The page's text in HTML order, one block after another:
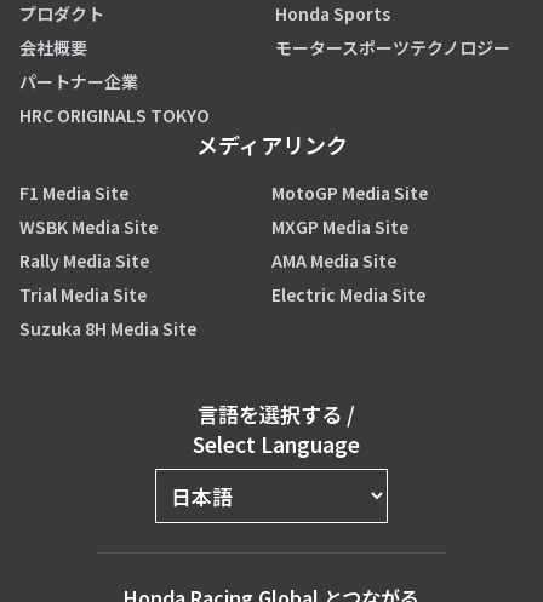
プロダクト
会社概要
パートナー企業
HRC ORIGINALS TOKYO
Honda Sports
モータースポーツテクノロジー
メディアリンク
F1 Media Site
MotoGP Media Site
WSBK Media Site
MXGP Media Site
Rally Media Site
AMA Media Site
Trial Media Site
Electric Media Site
Suzuka 8H Media Site
言語を選択する /
Select Language